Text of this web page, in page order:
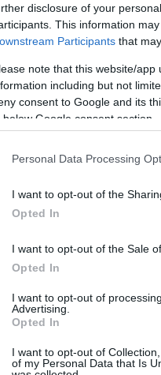
disclosure of your
This information
Participants that
note that this website/
including but not
consent to Google and its
below Google consent section.
Personal Data Processing
I want to opt-out of the
Opted In
I want to opt-out of the Sale
Opted In
I want to opt-out of
Advertising.
Opted In
I want to opt-out of
of my Personal Data that Is
(1922)
Film
διαγωνισμός